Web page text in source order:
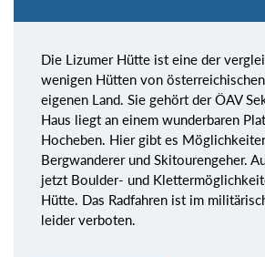
Die Lizumer Hütte ist eine der
wenigen Hütten von
eigenen Land. Sie gehört der ÖAV
Haus liegt an einem wunderbaren
Hocheben. Hier gibt es
Bergwanderer und Skitourengeher.
jetzt Boulder- und
Hütte. Das Radfahren ist im
leider verboten.